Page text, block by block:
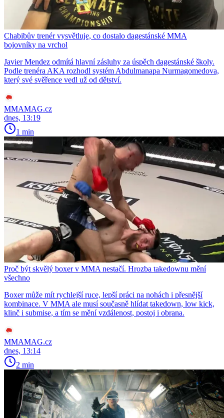
Chabibův trenér vysvětluje, co dostalo dagestánské MMA
bojovníky na vrchol
Javier Mendez odmítá hlavní zásluhy za úspěch dagestánské školy.
Podle trenéra AKA rozhodl systém Abdulmanapa Nurmagomedova,
který své svěřence vedl už od dětství.
MMAMAG.cz
dnes, 13:19
1 min
Proč být skvělý boxer v MMA nestačí. Hrozba takedownu mění
všechno
Boxer může mít rychlejší ruce, lepší práci na nohách i přesnější
kombinace. V MMA ale musí současně hlídat takedown, low kick,
klinč i submise, a tím se mění vzdálenost, postoj i obrana.
MMAMAG.cz
dnes, 13:14
2 min